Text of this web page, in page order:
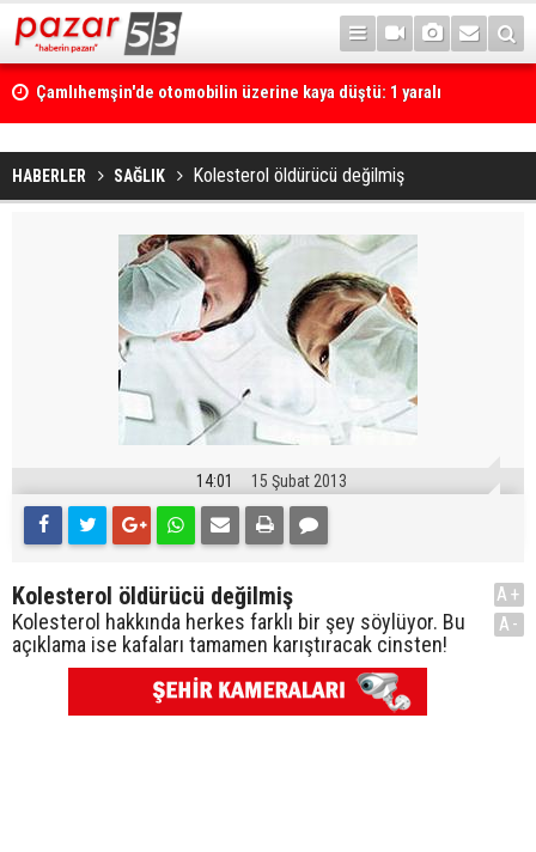
Çamlıhemşin'de otomobilin üzerine kaya düştü: 1 yaralı
HABERLER SAĞLIK Kolesterol öldürücü değilmiş
14:01 15 Şubat 2013
Kolesterol öldürücü değilmiş
Kolesterol hakkında herkes farklı bir şey söylüyor. Bu
açıklama ise kafaları tamamen karıştıracak cinsten!
A+
A-